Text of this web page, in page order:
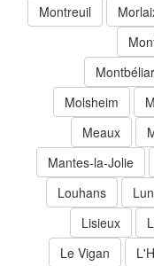
Montreuil
Molsheim
Meaux
Mantes-la-Jolie
Louhans
Lisieux
Le Vigan